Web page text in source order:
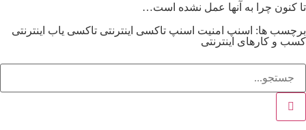
تا کنون چرا به آنها عمل نشده است…
برچسب ها: اسنپ امنیت اسنپ تاکسی اینترنتی تاکسی یاب اینترنتی
کسب و کارهای اینترنتی